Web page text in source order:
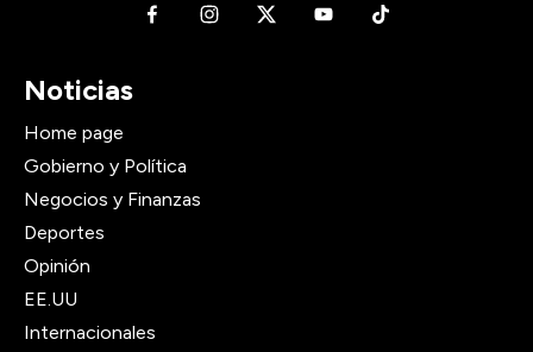
Noticias
Home page
Gobierno y Política
Negocios y Finanzas
Deportes
Opinión
EE.UU
Internacionales